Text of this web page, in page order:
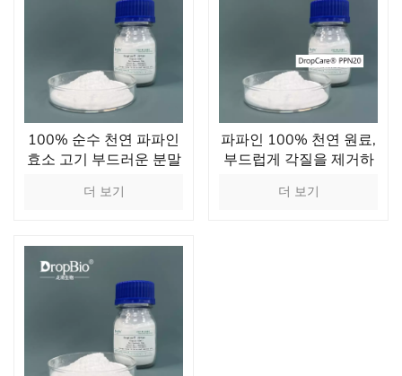
100% 순수 천연 파파인
효소 고기 부드러운 분말
더 보기
파파인 100% 천연 원료,
부드럽게 각질을 제거하
더 보기